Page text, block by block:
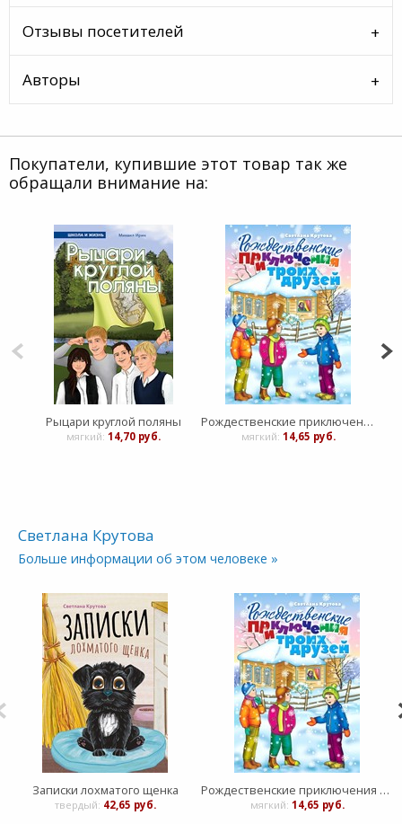
Отзывы посетителей
Авторы
Покупатели, купившие этот товар так же
обращали внимание на:
Рыцари круглой поляны
мягкий: 14,70 руб.
Рождественские приключения троих друзей
мягкий: 14,65 руб.
Светлана Крутова
Больше информации об этом человеке »
Записки лохматого щенка
твердый: 42,65 руб.
Рождественские приключения троих друзей
мягкий: 14,65 руб.